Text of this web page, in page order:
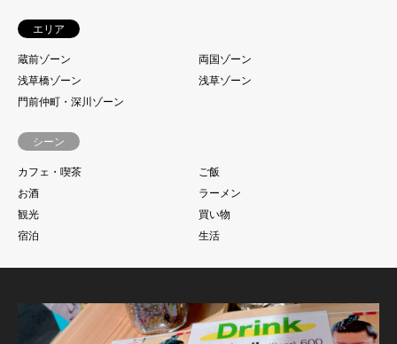
エリア
蔵前ゾーン
両国ゾーン
浅草橋ゾーン
浅草ゾーン
門前仲町・深川ゾーン
シーン
カフェ・喫茶
ご飯
お酒
ラーメン
観光
買い物
宿泊
生活